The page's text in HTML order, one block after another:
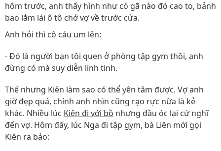
hôm trước, anh thấy hình như có gã nào đó cao to, bảnh
bao lắm lái ô tô chở vợ về trước cửa.
Anh hỏi thì cô cáu um lên:
- Đó là người bạn tôi quen ở phòng tập gym thôi, anh
đừng có mà suy diễn linh tinh.
Thế nhưng Kiên làm sao có thể yên tâm được. Vợ anh
giờ đẹp quá, chính anh nhìn cũng rạo rực nữa là kẻ
khác. Nhiều lúc Kiên đi với bồ nhưng đầu óc lại cứ nghĩ
đến vợ. Hôm đấy, lúc Nga đi tập gym, bà Liên mới gọi
Kiên ra bảo: